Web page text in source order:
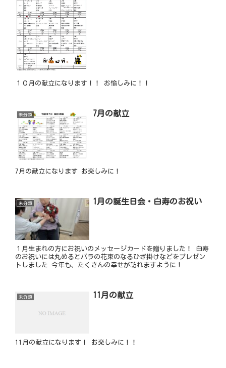
１０月の献立になります！！ お愉しみに！！
未分類 7月の献立
7月の献立になります お楽しみに！
未分類 1月の誕生日会・白寿のお祝い
１月生まれの方にお祝いのメッセージカードを贈りました！ 白寿
のお祝いには丸めるとバラの花束のなるひざ掛けなどをプレゼン
トしました 今年も、たくさんの幸せが訪れますように！
未分類 11月の献立
11月の献立になります！ お楽しみに！！